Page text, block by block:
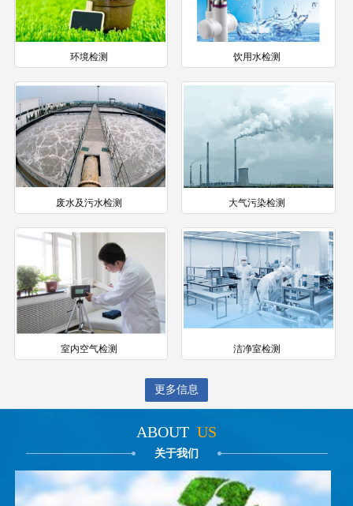
环境检测 饮用水检测
废水及污水检测 大气污染检测
室内空气检测 洁净室检测
更多信息
ABOUT US
关于我们